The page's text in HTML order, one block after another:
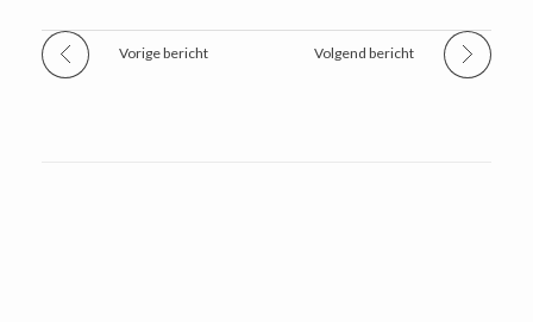
Vorige bericht Volgend bericht